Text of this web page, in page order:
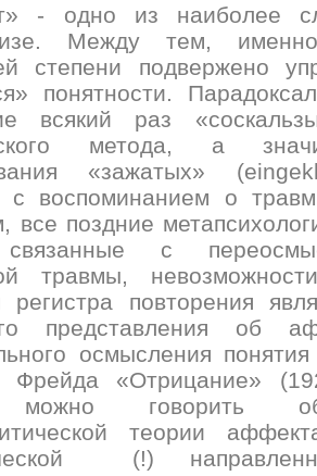
- одно из наиболее
Между тем,
степени подвержено
понятности.
всякий раз
метода, а
«зажатых»
с воспоминанием о
все поздние
с
травмы,
регистра повторения
представления об
осмысления
Фрейда «Отрицание»
можно говорить об
теории
(!)